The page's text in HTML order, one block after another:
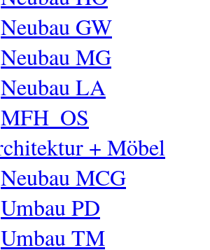
Neubau GW
Neubau MG
Neubau LA
MFH_OS
+ Möbel
Neubau MCG
Umbau PD
Umbau TM